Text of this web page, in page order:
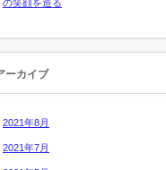
の笑顔を造る
ーカイブ
2021年8月
2021年7月